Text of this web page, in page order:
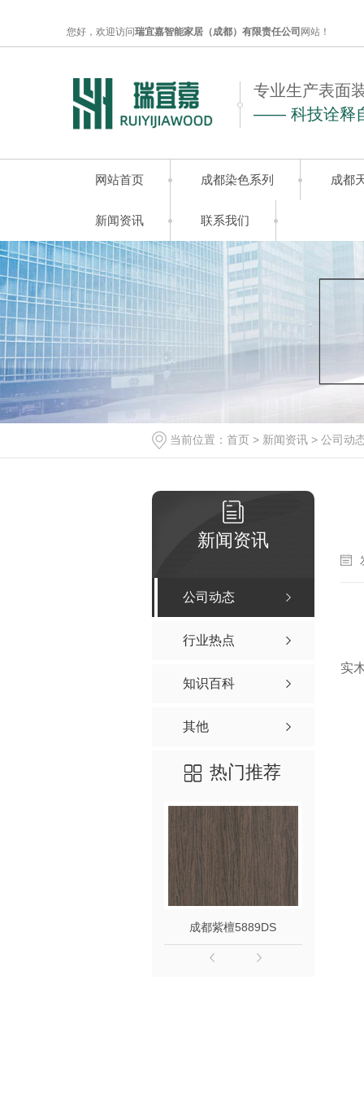
您好，欢迎访问瑞宜嘉智能家居（成都）有限责任公司 网站！
专业生产表面
—— 科技诠释
网站首页 成都染色系列 成都
新闻资讯 联系我们
当前位置： 首页 > 新闻资讯 > 公司动
新闻资讯
公司动态
行业热点
知识百科
其他
热门推荐
成都紫檀5889DS
实